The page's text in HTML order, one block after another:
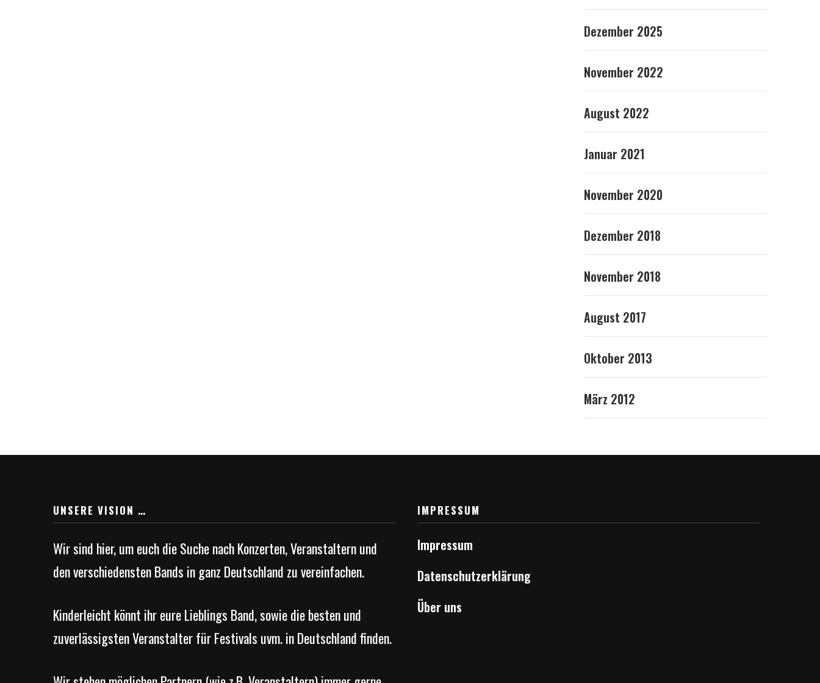
Dezember 2025
November 2022
August 2022
Januar 2021
November 2020
Dezember 2018
November 2018
August 2017
Oktober 2013
März 2012
UNSERE VISION …
Wir sind hier, um euch die Suche nach Konzerten, Veranstaltern und
den verschiedensten Bands in ganz Deutschland zu vereinfachen.
Kinderleicht könnt ihr eure Lieblings Band, sowie die besten und
zuverlässigsten Veranstalter für Festivals uvm. in Deutschland finden.
IMPRESSUM
Impressum
Datenschutzerklärung
Über uns